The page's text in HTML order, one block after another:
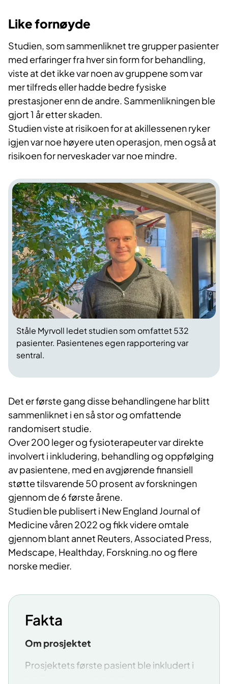
Like fornøyde
Studien, som sammenliknet tre grupper pasienter
med erfaringer fra hver sin form for behandling,
viste at det ikke var noen av gruppene som var
mer tilfreds eller hadde bedre fysiske
prestasjoner enn de andre. Sammenlikningen ble
gjort 1 år etter skaden.
Studien viste at risikoen for at akillessenen ryker
igjen var noe høyere uten operasjon, men også at
risikoen for nerveskader var noe mindre.
Ståle Myrvoll ledet studien som omfattet 532
pasienter. Pasientenes egen rapportering var
sentral.
Det er første gang disse behandlingene har blitt
sammenliknet i en så stor og omfattende
randomisert studie.
Over 200 leger og fysioterapeuter var direkte
involvert i inkludering, behandling og oppfølging
av pasientene, med en avgjørende finansiell
støtte tilsvarende 50 prosent av forskningen
gjennom de 6 første årene.
Studien ble publisert i New England Journal of
Medicine våren 2022 og fikk videre omtale
gjennom blant annet Reuters, Associated Press,
Medscape, Healthday, Forskning.no og flere
norske medier.
Fakta
Om prosjektet
Prosjektets første pasient ble inkludert i